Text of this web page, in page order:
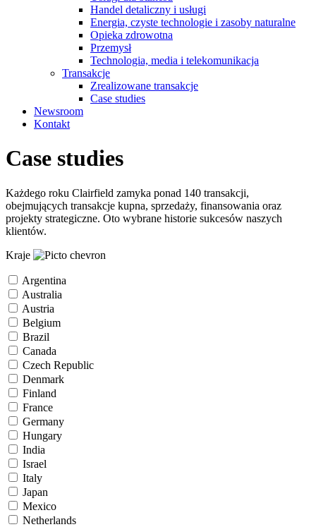
Handel detaliczny i usługi
Energia, czyste technologie i zasoby naturalne
Opieka zdrowotna
Przemysł
Technologia, media i telekomunikacja
Transakcje
Zrealizowane transakcje
Case studies
Newsroom
Kontakt
Case studies
Każdego roku Clairfield zamyka ponad 140 transakcji,
obejmujących transakcje kupna, sprzedaży, finansowania oraz
projekty strategiczne. Oto wybrane historie sukcesów naszych
klientów.
Kraje
Argentina
Australia
Austria
Belgium
Brazil
Canada
Czech Republic
Denmark
Finland
France
Germany
Hungary
India
Israel
Italy
Japan
Mexico
Netherlands